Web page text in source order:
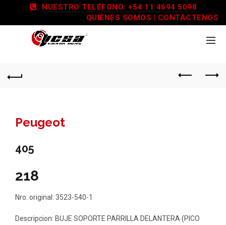
NUESTRO TELÉFONO: +54 11 4694 5098
QUIÉNES SOMOS | CONTÁCTENOS
Peugeot
405
218
Nro. original: 3523-540-1
Descripcion: BUJE SOPORTE PARRILLA DELANTERA (PICO